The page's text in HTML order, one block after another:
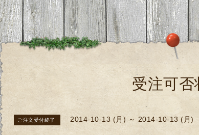
受注可否
ご注文受付終了 2014-10-13 (月) ～ 2014-10-13 (月)